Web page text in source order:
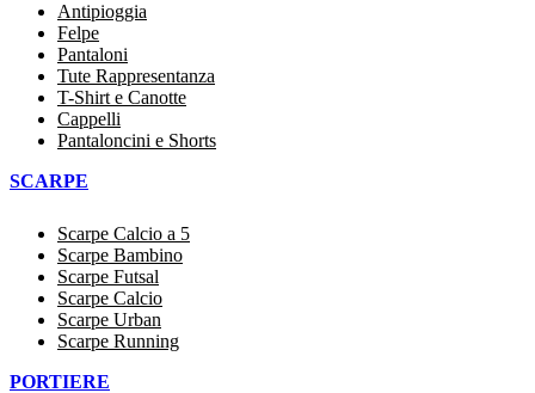
Antipioggia
Felpe
Pantaloni
Tute Rappresentanza
T-Shirt e Canotte
Cappelli
Pantaloncini e Shorts
SCARPE
Scarpe Calcio a 5
Scarpe Bambino
Scarpe Futsal
Scarpe Calcio
Scarpe Urban
Scarpe Running
PORTIERE